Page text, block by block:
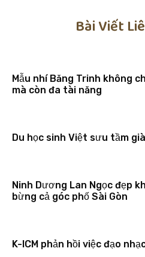
Bài Viết
Mẫu nhí Băng Trinh không
mà còn đa tài năng
Du học sinh Việt sưu tầm
Ninh Dương Lan Ngọc đẹp
bừng cả góc phố Sài Gòn
K-ICM phản hồi việc đạo